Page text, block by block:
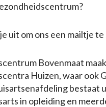
uit om ons een mailtje
Bovenmaat
Huizen, waar ook
bestaat
in opleiding en